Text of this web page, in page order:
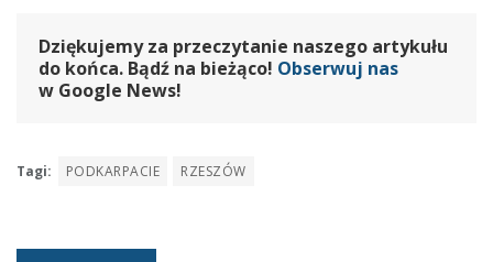
Dziękujemy za przeczytanie naszego artykułu
do końca. Bądź na bieżąco! Obserwuj nas
w Google News!
Tagi: PODKARPACIE RZESZÓW